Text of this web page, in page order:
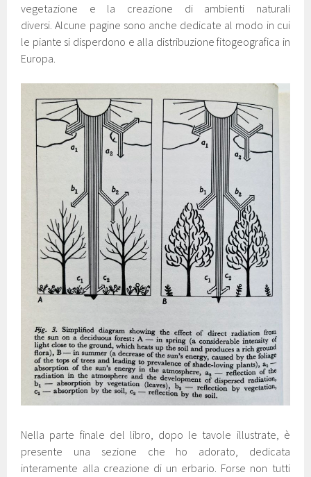
vegetazione e la creazione di ambienti naturali
diversi. Alcune pagine sono anche dedicate al modo in cui
le piante si disperdono e alla distribuzione fitogeografica in
Europa.
Nella parte finale del libro, dopo le tavole illustrate, è
presente una sezione che ho adorato, dedicata
interamente alla creazione di un erbario. Forse non tutti